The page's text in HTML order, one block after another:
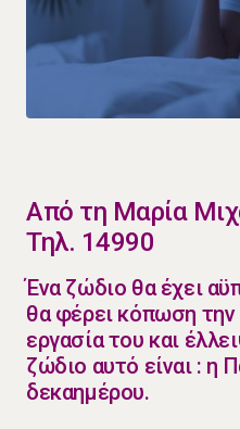
​Από τη Μαρία
Τηλ. 14990
​Ένα ζώδιο θα έχει
θα φέρει κόπωση
εργασία του και
ζώδιο αυτό είναι : η
δεκαημέρου.